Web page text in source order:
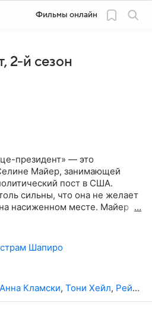
Фильмы онлайн
2-й сезон
президент» — это
Майер, занимающей
пост в США.
сильны, что она не желает
насиженном месте. Майер
судьба начинает сама
для достижения
четырех сезонов был
Армандо Ианнуччи, а
роли Джулия Луис-Дрейфус
рекорд по количеству
Шапиро
Анна Кламски, Тони Хейл, Рейд Скотт